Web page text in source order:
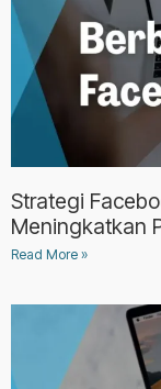
Strategi
Meningkatkan
Read More »